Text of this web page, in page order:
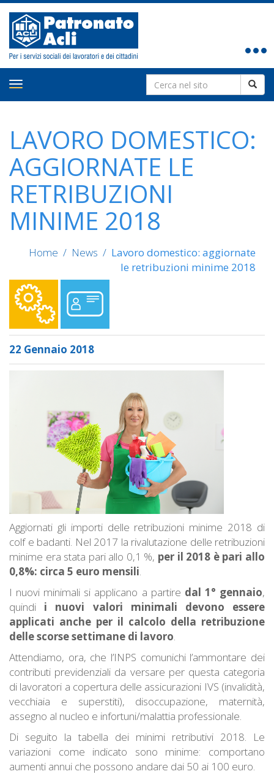
Toggle
Toggle
Search
for:
LAVORO DOMESTICO:
AGGIORNATE LE
RETRIBUZIONI
MINIME 2018
Home / News / Lavoro domestico: aggiornate
le retribuzioni minime 2018
22 Gennaio 2018
Aggiornati gli importi delle retribuzioni minime 2018 di
colf e badanti. Nel 2017 la rivalutazione delle retribuzioni
minime era stata pari allo 0,1 %, per il 2018 è pari allo
0,8%: circa 5 euro mensili.
I nuovi minimali si applicano a partire dal 1° gennaio,
quindi i nuovi valori minimali devono essere
applicati anche per il calcolo della retribuzione
delle scorse settimane di lavoro.
Attendiamo, ora, che l’INPS comunichi l’ammontare dei
contributi previdenziali da versare per questa categoria
di lavoratori a copertura delle assicurazioni IVS (invalidità,
vecchiaia e superstiti), disoccupazione, maternità,
assegno al nucleo e infortuni/malattia professionale.
Di seguito la tabella dei minimi retributivi 2018. Le
variazioni come indicato sono minime: comportano
aumenti annui che possono andare dai 50 ai 100 euro.